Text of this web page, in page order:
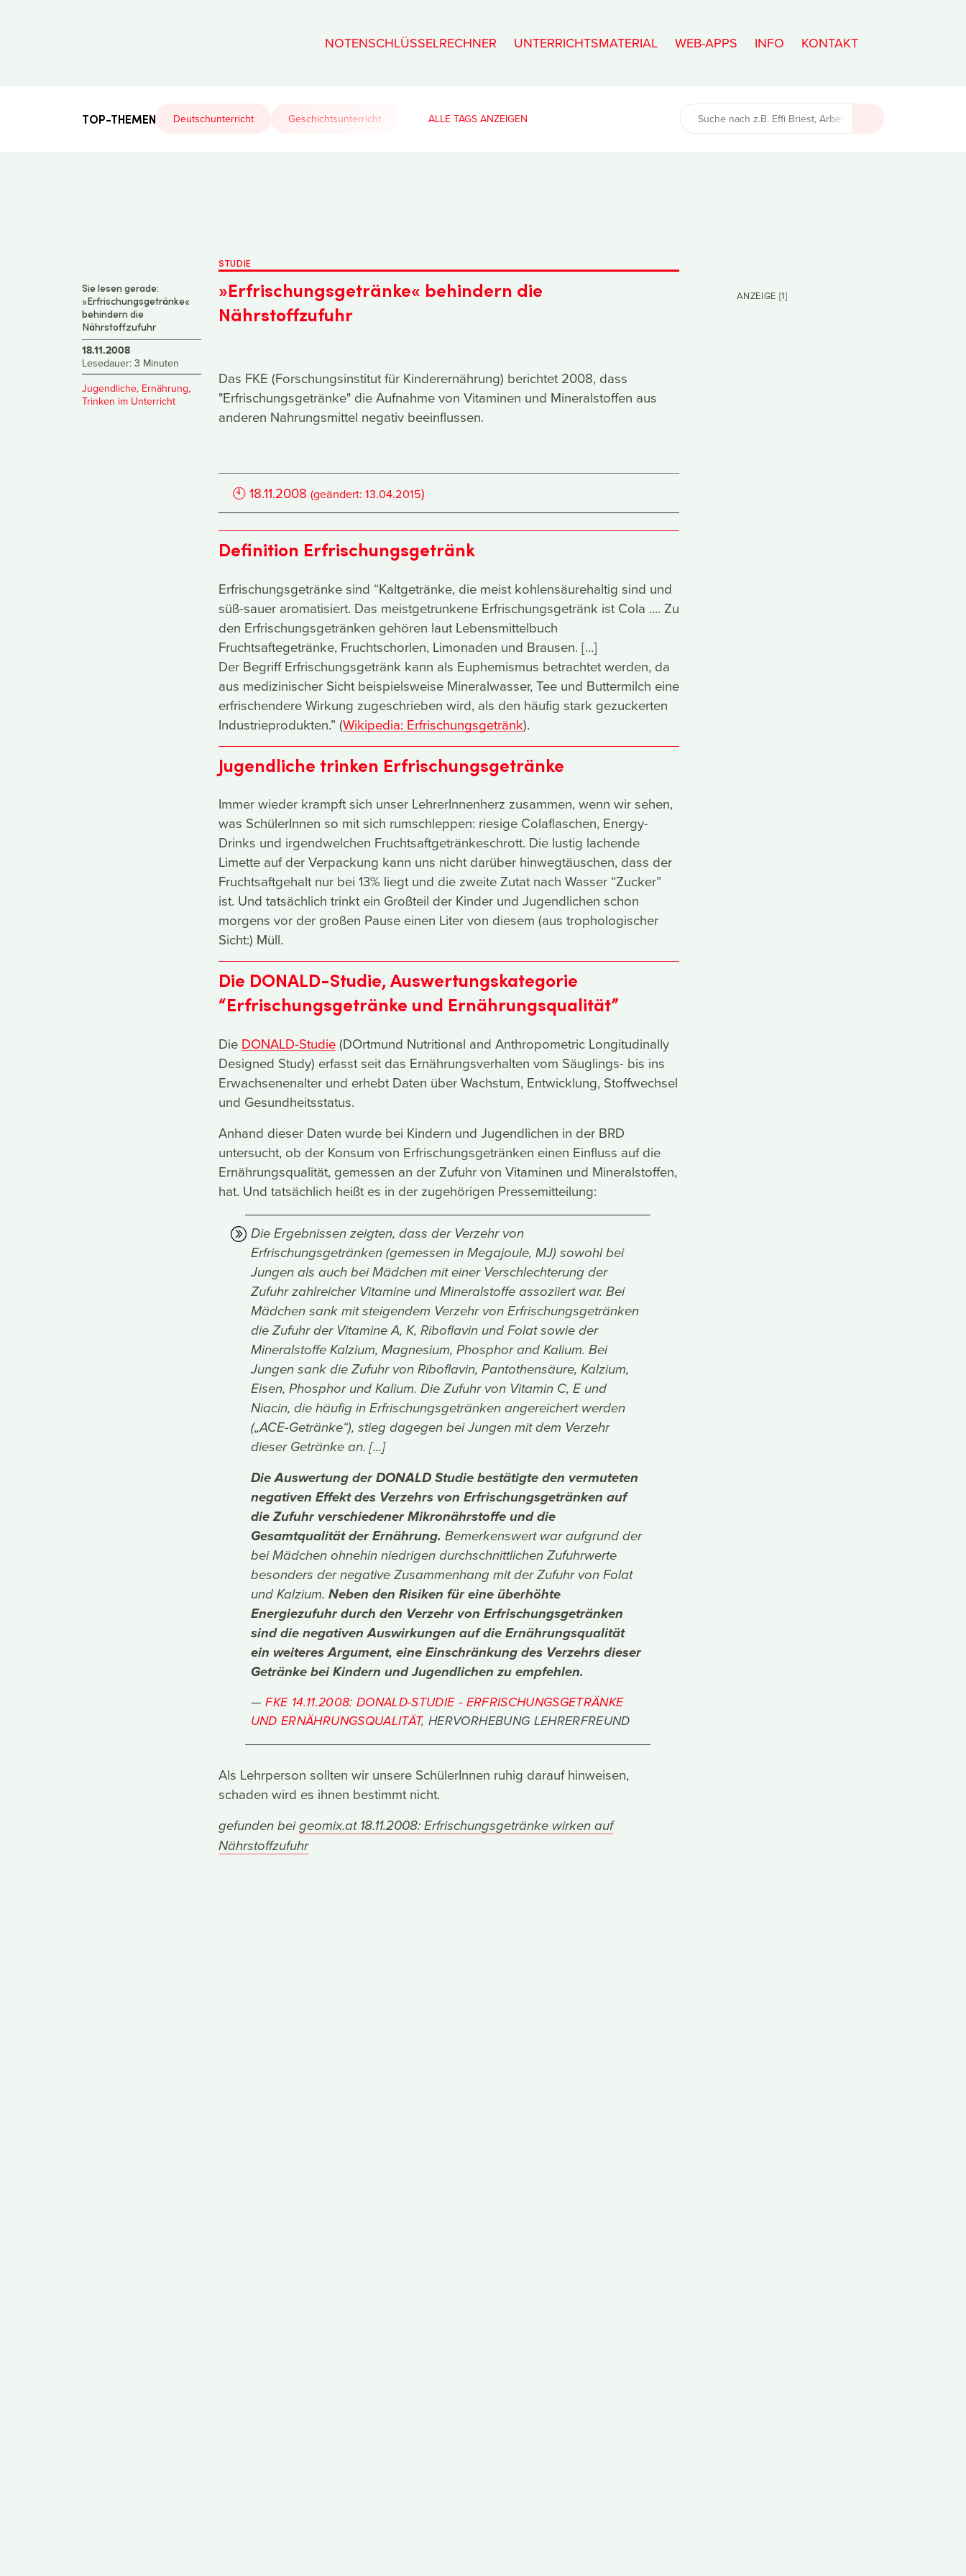
NOTENSCHLÜSSELRECHNER UNTERRICHTSMATERIAL WEB-APPS INFO KONTAKT
TOP-THEMEN Deutschunterricht Geschichtsunterricht ALLE TAGS
Sie lesen gerade:
»Erfrischungsgetränke«
behindern die
Nährstoffzufuhr
18.11.2008
Lesedauer: 3 Minuten
Jugendliche, Ernährung,
Trinken im Unterricht
STUDIE
»Erfrischungsgetränke« behindern die
Nährstoffzufuhr
Das FKE (Forschungsinstitut für Kinderernährung) berichtet 2008, dass
"Erfrischungsgetränke" die Aufnahme von Vitaminen und Mineralstoffen aus
anderen Nahrungsmittel negativ beeinflussen.
🕙18.11.2008 (geändert:13.04.2015)
Definition Erfrischungsgetränk
Erfrischungsgetränke sind “Kaltgetränke, die meist kohlensäurehaltig sind und
süß-sauer aromatisiert. Das meistgetrunkene Erfrischungsgetränk ist Cola .... Zu
den Erfrischungsgetränken gehören laut Lebensmittelbuch
Fruchtsaftegetränke, Fruchtschorlen, Limonaden und Brausen. [...]
Der Begriff Erfrischungsgetränk kann als Euphemismus betrachtet werden, da
aus medizinischer Sicht beispielsweise Mineralwasser, Tee und Buttermilch eine
erfrischendere Wirkung zugeschrieben wird, als den häufig stark gezuckerten
Industrieprodukten.” (Wikipedia: Erfrischungsgetränk).
Jugendliche trinken Erfrischungsgetränke
Immer wieder krampft sich unser LehrerInnenherz zusammen, wenn wir sehen,
was SchülerInnen so mit sich rumschleppen: riesige Colaflaschen, Energy-
Drinks und irgendwelchen Fruchtsaftgetränkeschrott. Die lustig lachende
Limette auf der Verpackung kann uns nicht darüber hinwegtäuschen, dass der
Fruchtsaftgehalt nur bei 13% liegt und die zweite Zutat nach Wasser “Zucker”
ist. Und tatsächlich trinkt ein Großteil der Kinder und Jugendlichen schon
morgens vor der großen Pause einen Liter von diesem (aus trophologischer
Sicht:) Müll.
Die DONALD-Studie, Auswertungskategorie
“Erfrischungsgetränke und Ernährungsqualität”
Die DONALD-Studie(DOrtmund Nutritional and Anthropometric Longitudinally
Designed Study) erfasst seit das Ernährungsverhalten vom Säuglings- bis ins
Erwachsenenalter und erhebt Daten über Wachstum, Entwicklung, Stoffwechsel
und Gesundheitsstatus.
Anhand dieser Daten wurde bei Kindern und Jugendlichen in der BRD
untersucht, ob der Konsum von Erfrischungsgetränken einen Einfluss auf die
Ernährungsqualität, gemessen an der Zufuhr von Vitaminen und Mineralstoffen,
hat. Und tatsächlich heißt es in der zugehörigen Pressemitteilung:
Die Ergebnissen zeigten, dass der Verzehr von
Erfrischungsgetränken (gemessen in Megajoule, MJ) sowohl bei
Jungen als auch bei Mädchen mit einer Verschlechterung der
Zufuhr zahlreicher Vitamine und Mineralstoffe assoziiert war. Bei
Mädchen sank mit steigendem Verzehr von Erfrischungsgetränken
die Zufuhr der Vitamine A, K, Riboflavin und Folat sowie der
Mineralstoffe Kalzium, Magnesium, Phosphor and Kalium. Bei
Jungen sank die Zufuhr von Riboflavin, Pantothensäure, Kalzium,
Eisen, Phosphor und Kalium. Die Zufuhr von Vitamin C, E und
Niacin, die häufig in Erfrischungsgetränken angereichert werden
(„ACE-Getränke“), stieg dagegen bei Jungen mit dem Verzehr
dieser Getränke an. [...]
Die Auswertung der DONALD Studie bestätigte den vermuteten
negativen Effekt des Verzehrs von Erfrischungsgetränken auf
die Zufuhr verschiedener Mikronährstoffe und die
Gesamtqualität der Ernährung. Bemerkenswert war aufgrund der
bei Mädchen ohnehin niedrigen durchschnittlichen Zufuhrwerte
besonders der negative Zusammenhang mit der Zufuhr von Folat
und Kalzium. Neben den Risiken für eine überhöhte
Energiezufuhr durch den Verzehr von Erfrischungsgetränken
sind die negativen Auswirkungen auf die Ernährungsqualität
ein weiteres Argument, eine Einschränkung des Verzehrs dieser
Getränke bei Kindern und Jugendlichen zu empfehlen.
FKE 14.11.2008: DONALD-STUDIE - ERFRISCHUNGSGETRÄNKE
UND ERNÄHRUNGSQUALITÄT, HERVORHEBUNG LEHRERFREUND
Als Lehrperson sollten wir unsere SchülerInnen ruhig darauf hinweisen,
schaden wird es ihnen bestimmt nicht.
gefunden beigeomix.at 18.11.2008: Erfrischungsgetränke wirken auf
Nährstoffzufuhr
ANZEIGE [1]